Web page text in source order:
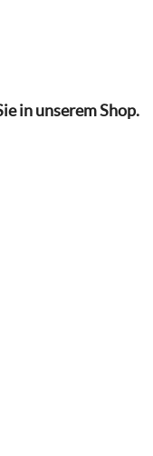
in unserem Shop.